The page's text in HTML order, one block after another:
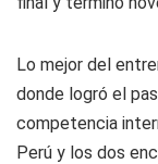
Lo mejor del
donde logró el
competencia
Perú y los dos